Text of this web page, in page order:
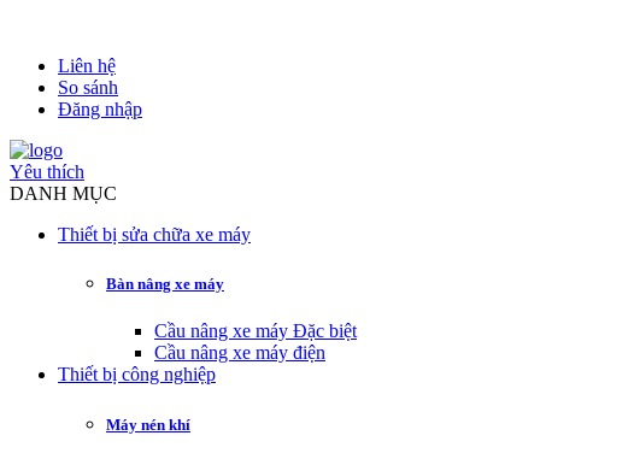
Liên hệ
So sánh
Đăng nhập
Yêu thích
DANH MỤC
Thiết bị sửa chữa xe máy
Bàn nâng xe máy
Cầu nâng xe máy Đặc biệt
Cầu nâng xe máy điện
Thiết bị công nghiệp
Máy nén khí